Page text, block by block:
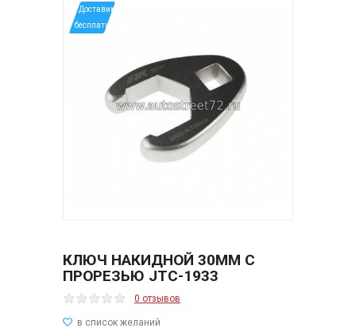
*Доставим
бесплатно
КЛЮЧ НАКИДНОЙ 30ММ С
ПРОРЕЗЬЮ JTC-1933
0 отзывов